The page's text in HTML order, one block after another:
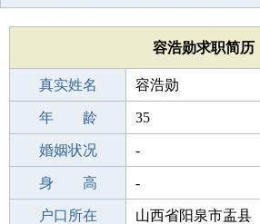
容浩勋求职简历
真实姓名 容浩勋
性 别 男
年 龄 35
出生年月 1991-02-17
婚姻状况 -
学 历 高中
身 高 -
毕业学校 南阳第六高级中学校
户口所在 山西省阳泉市盂县